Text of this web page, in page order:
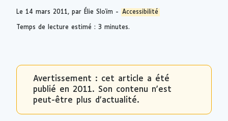
Le 14 mars 2011, par Élie Sloïm - Accessibilité
Temps de lecture estimé : 3 minutes.
Avertissement : cet article a été
publié en 2011. Son contenu n'est
peut-être plus d'actualité.